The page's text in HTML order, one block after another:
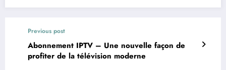
Previous post
Abonnement IPTV – Une nouvelle façon de
profiter de la télévision moderne